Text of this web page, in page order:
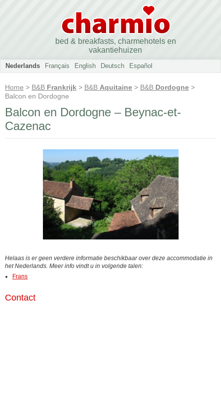
bed & breakfasts, charmehotels en
vakantiehuizen
Nederlands Français English Deutsch Español
Home > B&B Frankrijk > B&B Aquitaine > B&B Dordogne >
Balcon en Dordogne
Balcon en Dordogne – Beynac-et-
Cazenac
Helaas is er geen verdere informatie beschikbaar over deze accommodatie in
het Nederlands. Meer info vindt u in volgende talen:
Frans
Contact